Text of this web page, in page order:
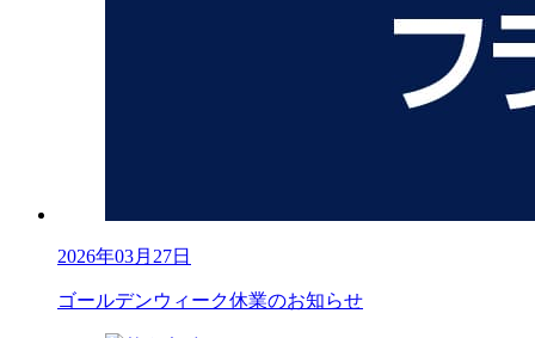
2026年03月27日
ゴールデンウィーク休業のお知らせ